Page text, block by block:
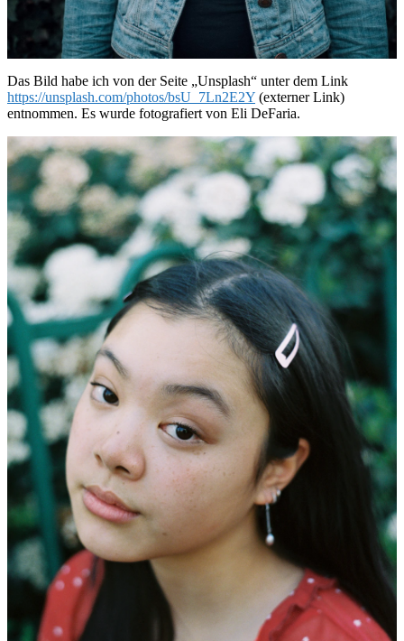
Das Bild habe ich von der Seite „Unsplash“ unter dem Link
https://unsplash.com/photos/bsU_7Ln2E2Y (externer Link)
entnommen. Es wurde fotografiert von Eli DeFaria.